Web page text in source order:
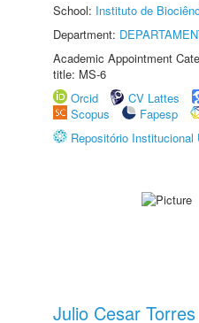
School: Instituto de
Department:
Academic Appointment
title: MS-6
Orcid
CV Lattes
Scopus
Fapesp
Repositório Institucional
Julio Cesar Torres